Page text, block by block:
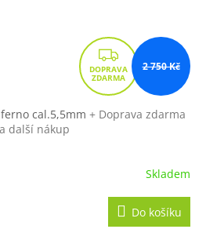
Z
D
A
R
2 750 Kč
cal.5,5mm + Doprava zdarma
další nákup
Skladem
Do košíku